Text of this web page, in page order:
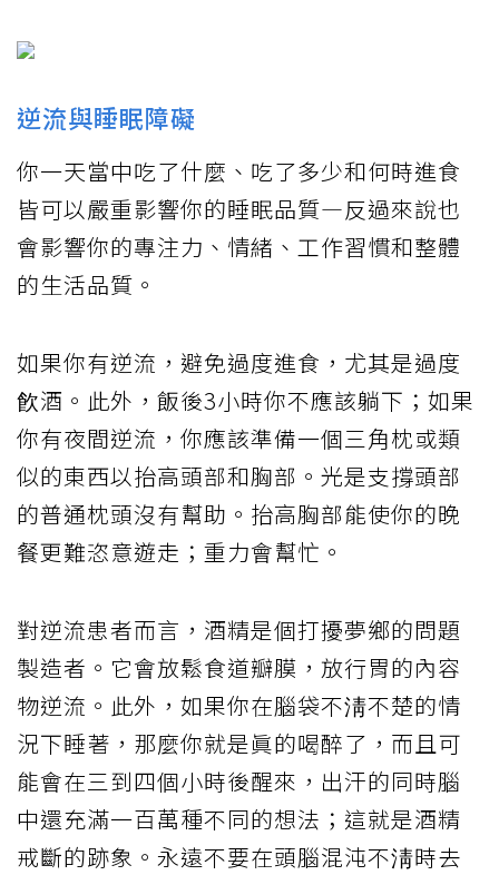
逆流與睡眠障礙
你一天當中吃了什麼、吃了多少和何時進食
皆可以嚴重影響你的睡眠品質—反過來說也
會影響你的專注力、情緒、工作習慣和整體
的生活品質。
如果你有逆流，避免過度進食，尤其是過度
飮酒。此外，飯後3小時你不應該躺下；如果
你有夜間逆流，你應該準備一個三角枕或類
似的東西以抬高頭部和胸部。光是支撐頭部
的普通枕頭沒有幫助。抬高胸部能使你的晚
餐更難恣意遊走；重力會幫忙。
對逆流患者而言，酒精是個打擾夢鄉的問題
製造者。它會放鬆食道瓣膜，放行胃的內容
物逆流。此外，如果你在腦袋不淸不楚的情
況下睡著，那麼你就是眞的喝醉了，而且可
能會在三到四個小時後醒來，出汗的同時腦
中還充滿一百萬種不同的想法；這就是酒精
戒斷的跡象。永遠不要在頭腦混沌不淸時去